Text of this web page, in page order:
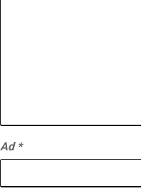
Ad *